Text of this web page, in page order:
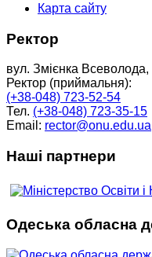
Карта сайту
Ректор
вул. Змієнка
Ректор (приймальня):
(+38-048) 723-52-54
Тел. (+38-048) 723-35-15
Email: rector@onu.edu.ua
Наші партнери
Одеська обласна